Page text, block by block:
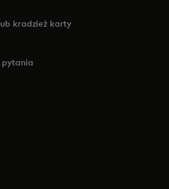
kradzież karty
pytania
in a new tab